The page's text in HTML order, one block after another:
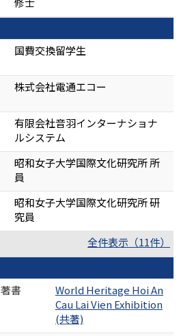
国費交換留学生
株式会社電通エコー
有限会社音羽インターナショナ
ルシステム
昭和女子大学国際文化研究所 所
員
昭和女子大学国際文化研究所 研
究員
全件表示（11件）
著書
World Heritage Hoi An
Cau Lai Vien Exhibition
(共著)